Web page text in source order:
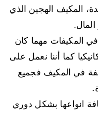
المكيف الهجين الذي
المكيفات مهما كان
كما أننا نعمل على
في المكيف فجميع
انواعها بشكل دوري